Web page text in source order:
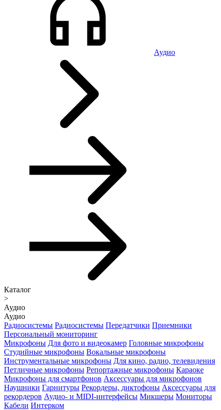
Аудио
Каталог
>
Аудио
Аудио
Радиосистемы Радиосистемы Передатчики Приемники
Персональный мониторинг
Микрофоны Для фото и видеокамер Головные микрофоны
Студийные микрофоны Вокальные микрофоны
Инструментальные микрофоны Для кино, радио, телевидения
Петличные микрофоны Репортажные микрофоны Караоке
Микрофоны для смартфонов Аксессуары для микрофонов
Наушники Гарнитуры Рекордеры, диктофоны Аксессуары для
рекордеров Аудио- и MIDI-интерфейсы Микшеры Мониторы
Кабели Интерком